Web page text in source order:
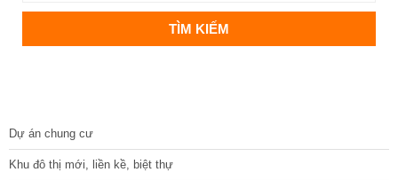
Dự án chung cư
Khu đô thị mới, liền kề, biệt thự